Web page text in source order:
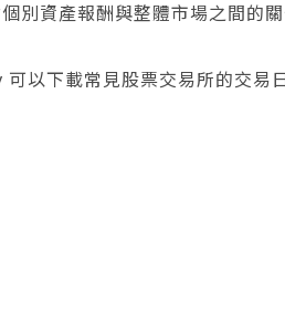
別資產報酬與整體市場之間的
以下載常見股票交易所的交易